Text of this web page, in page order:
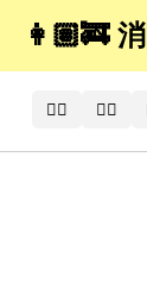
👩🏽‍🚒
🧑‍⚕️ 🧑‍⚕